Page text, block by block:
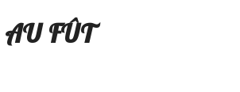
AU FÛT